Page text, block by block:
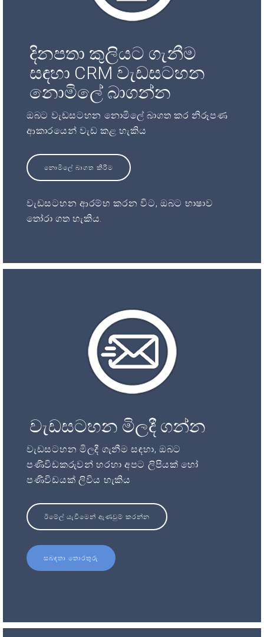
දිනපතා කුලියට ගැනීම
සඳහා CRM වැඩසටහන
නොමිලේ බාගන්න
ඔබට වැඩසටහන නොමිලේ බාගත කර නිරූපණ
ආකාරයෙන් වැඩ කළ හැකිය
නොමිලේ බාගත කිරීම
වැඩසටහන ආරම්භ කරන විට, ඔබට භාෂාව
තෝරා ගත හැකිය.
වැඩසටහන මිලදී ගන්න
වැඩසටහන මිලදී ගැනීම සඳහා, ඔබට
පණිවිඩකරුවන් හරහා අපට ලිපියක් හෝ
පණිවිඩයක් ලිවිය හැකිය
ඊමේල් යැවීමෙන් ඇණවුම් කරන්න
සබඳතා තොරතුරු